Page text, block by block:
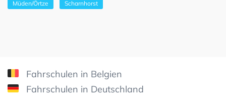
Müden/Örtze Scharnhorst
Fahrschulen in Belgien
Fahrschulen in Deutschland